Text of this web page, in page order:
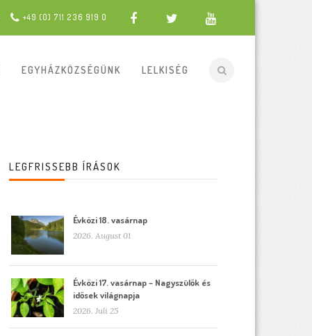
+49 (0) 711 236 919 0
EGYHÁZKÖZSÉGÜNK LELKISÉG
LEGFRISSEBB ÍRÁSOK
Évközi 18. vasárnap
2026. August 01
Évközi 17. vasárnap – Nagyszülők és
idősek világnapja
2026. Juli 25